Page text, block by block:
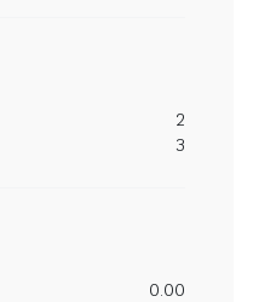
2
3
0.00